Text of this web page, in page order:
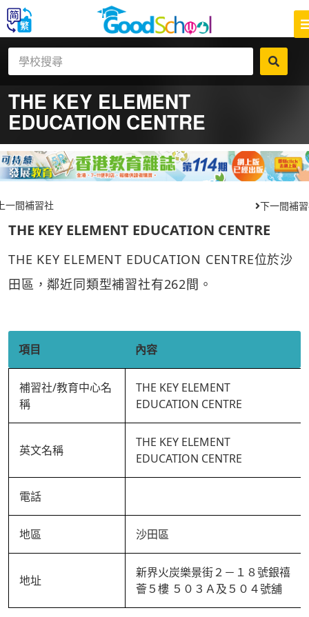
THE KEY ELEMENT
EDUCATION CENTRE
一間補習社 下一間補
THE KEY ELEMENT EDUCATION CENTRE
THE KEY ELEMENT EDUCATION CENTRE位於沙
田區，鄰近同類型補習社有262間。
項目 內容
補習社/教育中心名
稱
THE KEY ELEMENT
EDUCATION CENTRE
英文名稱
THE KEY ELEMENT
EDUCATION CENTRE
電話
地區 沙田區
地址
新界火炭樂景街２－１８號銀禧
薈５樓 ５０３Ａ及５０４號舖